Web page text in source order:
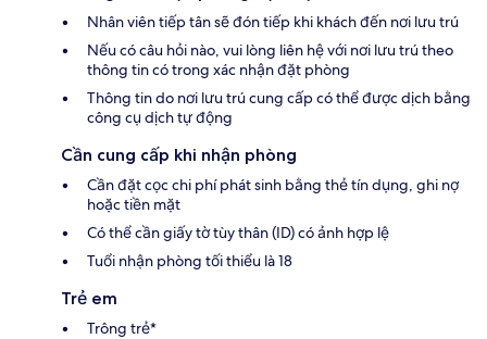
Nhân viên tiếp tân sẽ đón tiếp khi khách đến nơi lưu trú
Nếu có câu hỏi nào, vui lòng liên hệ với nơi lưu trú theo
thông tin có trong xác nhận đặt phòng
Thông tin do nơi lưu trú cung cấp có thể được dịch bằng
công cụ dịch tự động
Cần cung cấp khi nhận phòng
Cần đặt cọc chi phí phát sinh bằng thẻ tín dụng, ghi nợ
hoặc tiền mặt
Có thể cần giấy tờ tùy thân (ID) có ảnh hợp lệ
Tuổi nhận phòng tối thiểu là 18
Trẻ em
Trông trẻ*